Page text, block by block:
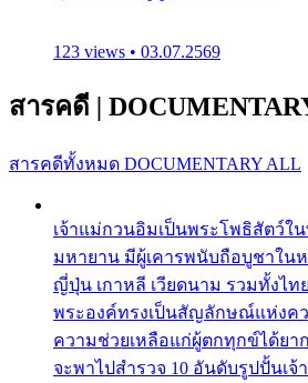
123 views • 03.07.2569
สารคดี |
สารคดีทั้งหมด DOCUMENTARY ALL
เจ้าแม่กวนอิมเป็นพระโพธิสัตว์ใ
มหายาน มีผู้เคารพนับถือบูชาใน
ญี่ปุ่น เกาหลี เวียดนาม รวมทั้งไท
พระองค์ทรงเป็นสัญลักษณ์แห่งค
ความช่วยเหลือแก่ผู้ตกทุกข์ได้ยา
จะพาไปสำรวจ 10 อันดับรูปปั้นเ